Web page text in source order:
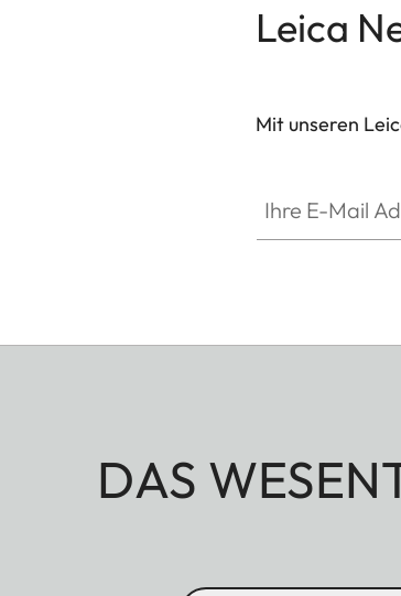
Leica
Mit unseren
DAS